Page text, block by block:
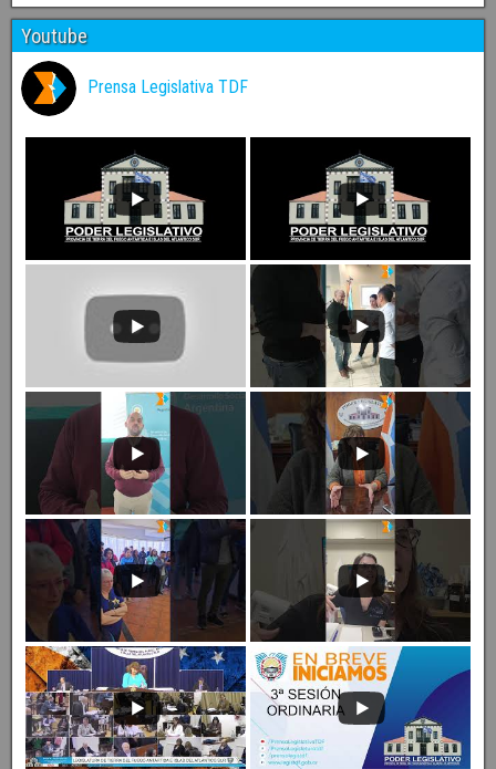
Youtube
Prensa Legislativa TDF